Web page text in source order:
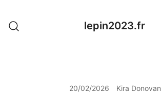
content
lepin2023.fr
20/02/2026 Kira Donovan